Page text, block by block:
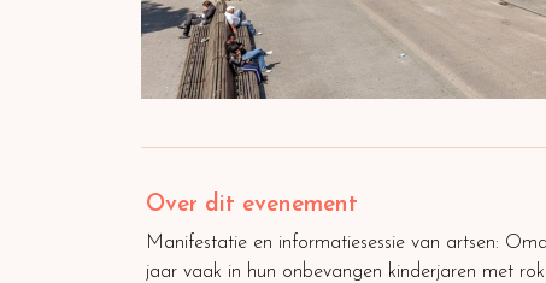
Over dit evenement
Manifestatie en informatiesessie van artsen:
jaar vaak in hun onbevangen kinderjaren met